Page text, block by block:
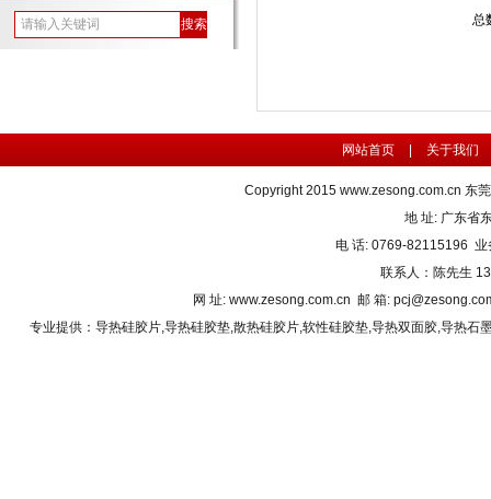
总
网站首页 关于我们
Copyright 2015 www.zesong.com.cn 东
地 址: 广东省
电 话: 0769-82115196
联系人：陈先生
网 址: www.zesong.com.cn 邮 箱:
专业提供： 导热硅胶片,导热硅胶垫,散热硅胶片,软性硅胶垫,导热双面胶,导热石